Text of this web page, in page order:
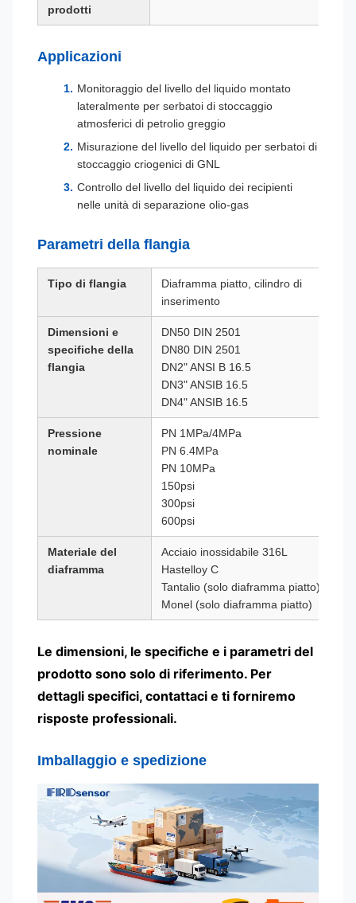
prodotti
Applicazioni
Monitoraggio del livello del liquido montato
lateralmente per serbatoi di stoccaggio
atmosferici di petrolio greggio
Misurazione del livello del liquido per serbatoi di
stoccaggio criogenici di GNL
Controllo del livello del liquido dei recipienti
nelle unità di separazione olio-gas
Parametri della flangia
Tipo di flangia
Diaframma piatto, cilindro di
inserimento
Dimensioni e
specifiche della
flangia
DN50 DIN 2501
DN80 DIN 2501
DN2" ANSI B 16.5
DN3" ANSIB 16.5
DN4" ANSIB 16.5
Pressione
nominale
PN 1MPa/4MPa
PN 6.4MPa
PN 10MPa
150psi
300psi
600psi
Materiale del
diaframma
Acciaio inossidabile 316L
Hastelloy C
Tantalio (solo diaframma piatto)
Monel (solo diaframma piatto)
Le dimensioni, le specifiche e i parametri del
prodotto sono solo di riferimento. Per
dettagli specifici, contattaci e ti forniremo
risposte professionali.
Imballaggio e spedizione